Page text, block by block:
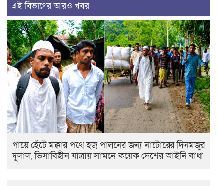
এই বিভাগের আরও খবর
পায়ে হেঁটে মক্কার পথে হজ পালনের জন্য নাটোরের দিনমজুর
দুলাল, ভিসাবিহীন যাত্রায় সামনে কয়েক দেশের আইনি বাধা